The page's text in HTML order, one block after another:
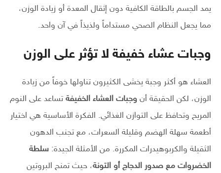
يمد الجسم بالطاقة الكافية دون إثقال المعدة أو زيادة الوزن،
مما يجعل النظام الصحي مستداماً ولذيذاً في آن واحد.
وجبات عشاء خفيفة لا تؤثر على الوزن
العشاء هو أكثر وجبة يخشى الكثيرون تناولها خوفاً من زيادة
الوزن، لكن الحقيقة أن وجبات العشاء الخفيفة تساعد على النوم
المريح وتحافظ على التوازن الغذائي. الفكرة الأساسية هي اختيار
أطعمة سهلة الهضم وقليلة السعرات، مع تجنب الدهون
الثقيلة والكربوهيدرات المكررة. من الأمثلة الجيدة: سلطة
الخضروات مع صدور الدجاج أو التونة، حيث تمنح البروتين